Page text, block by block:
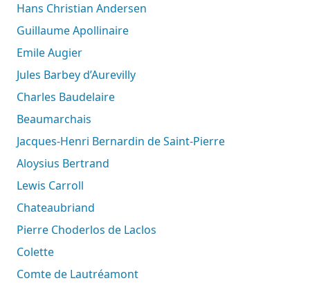
Hans Christian Andersen
Guillaume Apollinaire
Emile Augier
Jules Barbey d’Aurevilly
Charles Baudelaire
Beaumarchais
Jacques-Henri Bernardin de Saint-Pierre
Aloysius Bertrand
Lewis Carroll
Chateaubriand
Pierre Choderlos de Laclos
Colette
Comte de Lautréamont